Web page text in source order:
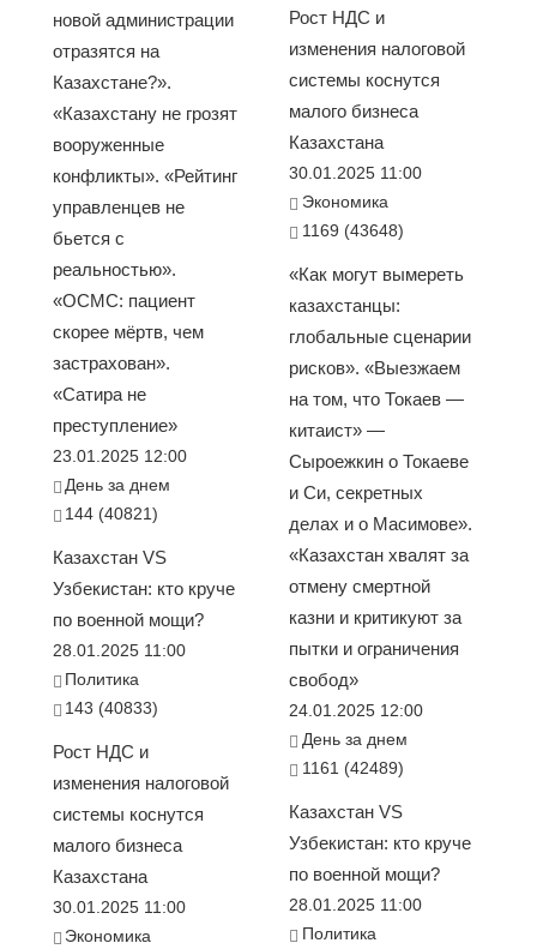
новой администрации
отразятся на
Казахстане?».
«Казахстану не грозят
вооруженные
конфликты». «Рейтинг
управленцев не
бьется с
реальностью».
«ОСМС: пациент
скорее мёртв, чем
застрахован».
«Сатира не
преступление»
23.01.2025 12:00
День за днем
144 (40821)
Казахстан VS
Узбекистан: кто круче
по военной мощи?
28.01.2025 11:00
Политика
143 (40833)
Рост НДС и
изменения налоговой
системы коснутся
малого бизнеса
Казахстана
30.01.2025 11:00
Экономика
Рост НДС и
изменения налоговой
системы коснутся
малого бизнеса
Казахстана
30.01.2025 11:00
Экономика
1169 (43648)
«Как могут вымереть
казахстанцы:
глобальные сценарии
рисков». «Выезжаем
на том, что Токаев —
китаист» —
Сыроежкин о Токаеве
и Си, секретных
делах и о Масимове».
«Казахстан хвалят за
отмену смертной
казни и критикуют за
пытки и ограничения
свобод»
24.01.2025 12:00
День за днем
1161 (42489)
Казахстан VS
Узбекистан: кто круче
по военной мощи?
28.01.2025 11:00
Политика